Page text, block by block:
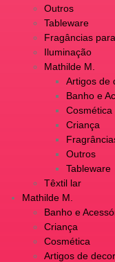
Outros
Tableware
Fragâncias
Iluminação
Mathilde M.
Artigos de
Banho e
Cosmética
Criança
Outros
Tableware
Têxtil lar
Mathilde M.
Banho e
Criança
Cosmética
Artigos de